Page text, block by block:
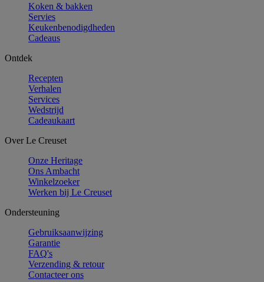
Koken & bakken
Servies
Keukenbenodigdheden
Cadeaus
Ontdek
Recepten
Verhalen
Services
Wedstrijd
Cadeaukaart
Over Le Creuset
Onze Heritage
Ons Ambacht
Winkelzoeker
Werken bij Le Creuset
Ondersteuning
Gebruiksaanwijzing
Garantie
FAQ's
Verzending & retour
Contacteer ons